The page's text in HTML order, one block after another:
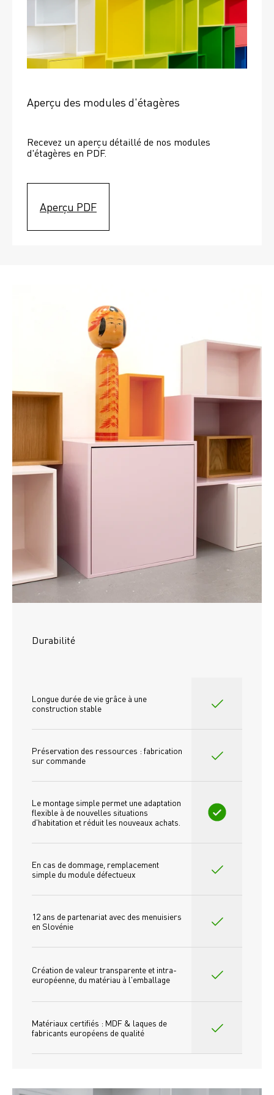
Aperçu des modules d'étagères
Recevez un aperçu détaillé de nos modules
d'étagères en PDF.
Aperçu PDF
Durabilité
Longue durée de vie grâce à une
construction stable
Préservation des ressources : fabrication
sur commande
Le montage simple permet une adaptation
flexible à de nouvelles situations
d'habitation et réduit les nouveaux achats.
En cas de dommage, remplacement
simple du module défectueux
12 ans de partenariat avec des menuisiers
en Slovénie
Création de valeur transparente et intra-
européenne, du matériau à l'emballage
Matériaux certifiés : MDF & laques de
fabricants européens de qualité